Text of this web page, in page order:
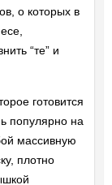
о которых в
“те” и
готовится
популярно на
массивную
плотно